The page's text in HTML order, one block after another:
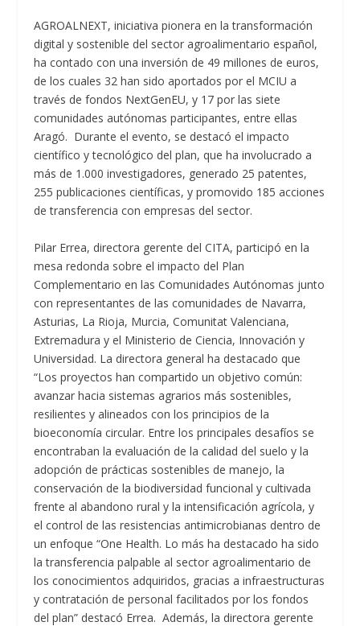
AGROALNEXT, iniciativa pionera en la transformación
digital y sostenible del sector agroalimentario español,
ha contado con una inversión de 49 millones de euros,
de los cuales 32 han sido aportados por el MCIU a
través de fondos NextGenEU, y 17 por las siete
comunidades autónomas participantes, entre ellas
Aragó. Durante el evento, se destacó el impacto
científico y tecnológico del plan, que ha involucrado a
más de 1.000 investigadores, generado 25 patentes,
255 publicaciones científicas, y promovido 185 acciones
de transferencia con empresas del sector.
Pilar Errea, directora gerente del CITA, participó en la
mesa redonda sobre el impacto del Plan
Complementario en las Comunidades Autónomas junto
con representantes de las comunidades de Navarra,
Asturias, La Rioja, Murcia, Comunitat Valenciana,
Extremadura y el Ministerio de Ciencia, Innovación y
Universidad. La directora general ha destacado que
“Los proyectos han compartido un objetivo común:
avanzar hacia sistemas agrarios más sostenibles,
resilientes y alineados con los principios de la
bioeconomía circular. Entre los principales desafíos se
encontraban la evaluación de la calidad del suelo y la
adopción de prácticas sostenibles de manejo, la
conservación de la biodiversidad funcional y cultivada
frente al abandono rural y la intensificación agrícola, y
el control de las resistencias antimicrobianas dentro de
un enfoque “One Health. Lo más ha destacado ha sido
la transferencia palpable al sector agroalimentario de
los conocimientos adquiridos, gracias a infraestructuras
y contratación de personal facilitados por los fondos
del plan” destacó Errea. Además, la directora gerente